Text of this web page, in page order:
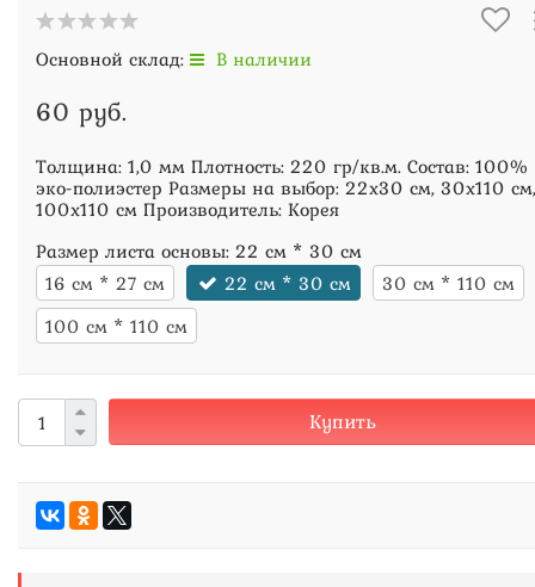
Основной склад: В наличии
60 руб.
Толщина: 1,0 мм Плотность: 220 гр/кв.м. Состав: 100%
эко-полиэстер Размеры на выбор: 22х30 см, 30х110 см,
100х110 см Производитель: Корея
Размер листа основы: 22 см * 30 см
16 см * 27 см
22 см * 30 см
30 см * 110 см
100 см * 110 см
Купить